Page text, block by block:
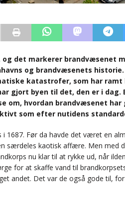
og det markerer brandvæsenet
og brandvæsenets
katastrofer, som har ramt
gjort byen til det, den er i dag.
om, hvordan brandvæsenet
som efter nutidens
1687. Før da havde det været en
særdeles kaotisk affære. Men med
nu klar til at rykke ud, når
for at skaffe vand til
andet. Det var de også gode til,